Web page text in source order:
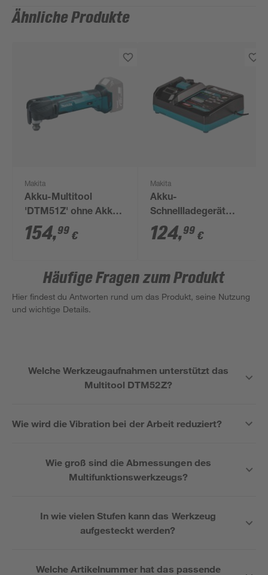
Ähnliche Produkte
Makita
Akku-Multitool
'DTM51Z' ohne Akku,
18 V
154,99 €
Makita
Akku-
Schnellladegerät
'DC40RA XGT' 40 V
124,99 €
Häufige Fragen zum Produkt
Hier findest du Antworten rund um das Produkt, seine Nutzung
und wichtige Details.
Welche Werkzeugaufnahmen unterstützt das
Multitool DTM52Z?
Wie wird die Vibration bei der Arbeit reduziert?
Wie groß sind die Abmessungen des
Multifunktionswerkzeugs?
In wie vielen Stufen kann das Werkzeug
aufgesteckt werden?
Welche Artikelnummer hat das passende